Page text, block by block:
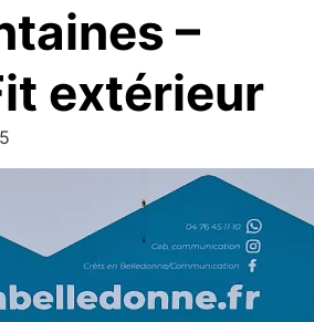
–
extérieur